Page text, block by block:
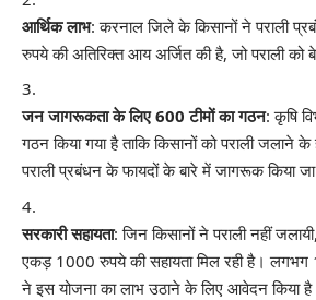
आर्थिक लाभ: करनाल जिले के किसानों ने पराली
रुपये की अतिरिक्त आय अर्जित की है, जो पराली को
जन जागरूकता के लिए 600 टीमों का गठन: कृषि
गठन किया गया है ताकि किसानों को पराली जलाने
पराली प्रबंधन के फायदों के बारे में जागरूक किया
सरकारी सहायता: जिन किसानों ने पराली नहीं
एकड़ 1000 रुपये की सहायता मिल रही है।
ने इस योजना का लाभ उठाने के लिए आवेदन किया